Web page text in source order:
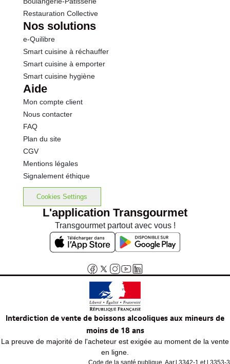
Restauration Collective
Nos solutions
e-Quilibre
Smart cuisine à réchauffer
Smart cuisine à emporter
Smart cuisine hygiène
Aide
Mon compte client
Nous contacter
FAQ
Plan du site
CGV
Mentions légales
Signalement éthique
Cookies Settings
L'application Transgourmet
Transgourmet partout avec vous !
Interdiction de vente de boissons alcooliques aux mineurs de
moins de 18 ans
La preuve de majorité de l'acheteur est exigée au moment de la vente
en ligne.